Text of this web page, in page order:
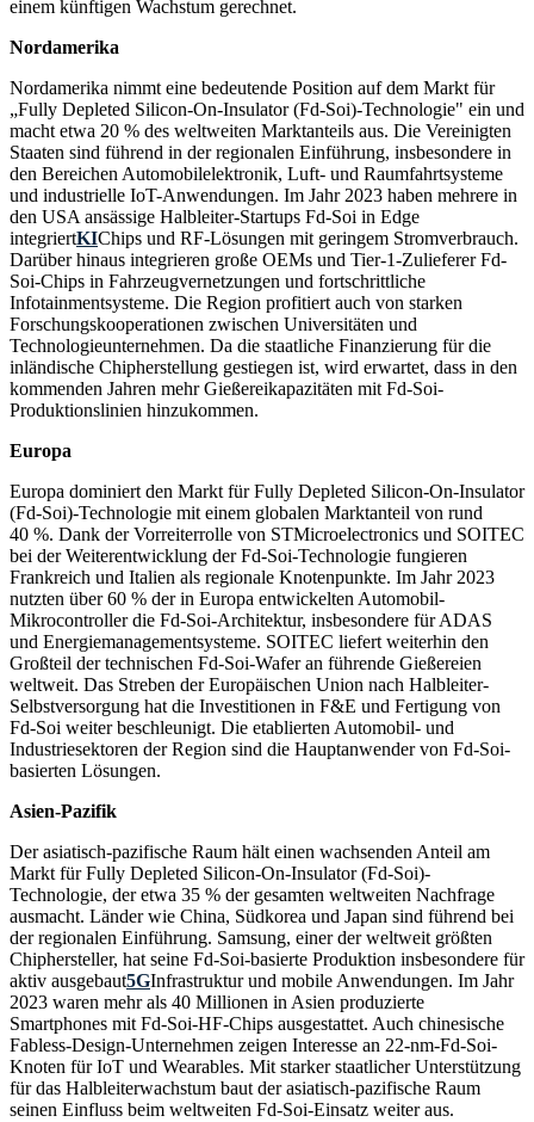
einem künftigen Wachstum gerechnet.
Nordamerika
Nordamerika nimmt eine bedeutende Position auf dem Markt für
„Fully Depleted Silicon-On-Insulator (Fd-Soi)-Technologie" ein und
macht etwa 20 % des weltweiten Marktanteils aus. Die Vereinigten
Staaten sind führend in der regionalen Einführung, insbesondere in
den Bereichen Automobilelektronik, Luft- und Raumfahrtsysteme
und industrielle IoT-Anwendungen. Im Jahr 2023 haben mehrere in
den USA ansässige Halbleiter-Startups Fd-Soi in Edge
integriertKIChips und RF-Lösungen mit geringem Stromverbrauch.
Darüber hinaus integrieren große OEMs und Tier-1-Zulieferer Fd-
Soi-Chips in Fahrzeugvernetzungen und fortschrittliche
Infotainmentsysteme. Die Region profitiert auch von starken
Forschungskooperationen zwischen Universitäten und
Technologieunternehmen. Da die staatliche Finanzierung für die
inländische Chipherstellung gestiegen ist, wird erwartet, dass in den
kommenden Jahren mehr Gießereikapazitäten mit Fd-Soi-
Produktionslinien hinzukommen.
Europa
Europa dominiert den Markt für Fully Depleted Silicon-On-Insulator
(Fd-Soi)-Technologie mit einem globalen Marktanteil von rund
40 %. Dank der Vorreiterrolle von STMicroelectronics und SOITEC
bei der Weiterentwicklung der Fd-Soi-Technologie fungieren
Frankreich und Italien als regionale Knotenpunkte. Im Jahr 2023
nutzten über 60 % der in Europa entwickelten Automobil-
Mikrocontroller die Fd-Soi-Architektur, insbesondere für ADAS
und Energiemanagementsysteme. SOITEC liefert weiterhin den
Großteil der technischen Fd-Soi-Wafer an führende Gießereien
weltweit. Das Streben der Europäischen Union nach Halbleiter-
Selbstversorgung hat die Investitionen in F&E und Fertigung von
Fd-Soi weiter beschleunigt. Die etablierten Automobil- und
Industriesektoren der Region sind die Hauptanwender von Fd-Soi-
basierten Lösungen.
Asien-Pazifik
Der asiatisch-pazifische Raum hält einen wachsenden Anteil am
Markt für Fully Depleted Silicon-On-Insulator (Fd-Soi)-
Technologie, der etwa 35 % der gesamten weltweiten Nachfrage
ausmacht. Länder wie China, Südkorea und Japan sind führend bei
der regionalen Einführung. Samsung, einer der weltweit größten
Chiphersteller, hat seine Fd-Soi-basierte Produktion insbesondere für
aktiv ausgebaut5GInfrastruktur und mobile Anwendungen. Im Jahr
2023 waren mehr als 40 Millionen in Asien produzierte
Smartphones mit Fd-Soi-HF-Chips ausgestattet. Auch chinesische
Fabless-Design-Unternehmen zeigen Interesse an 22-nm-Fd-Soi-
Knoten für IoT und Wearables. Mit starker staatlicher Unterstützung
für das Halbleiterwachstum baut der asiatisch-pazifische Raum
seinen Einfluss beim weltweiten Fd-Soi-Einsatz weiter aus.